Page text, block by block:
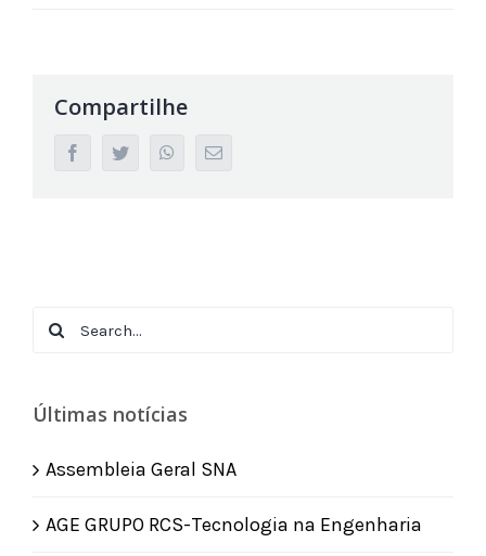
Compartilhe
facebooktwitter whatsappEmail
Search
Últimas notícias
Assembleia Geral SNA
AGE GRUPO RCS-Tecnologia na Engenharia